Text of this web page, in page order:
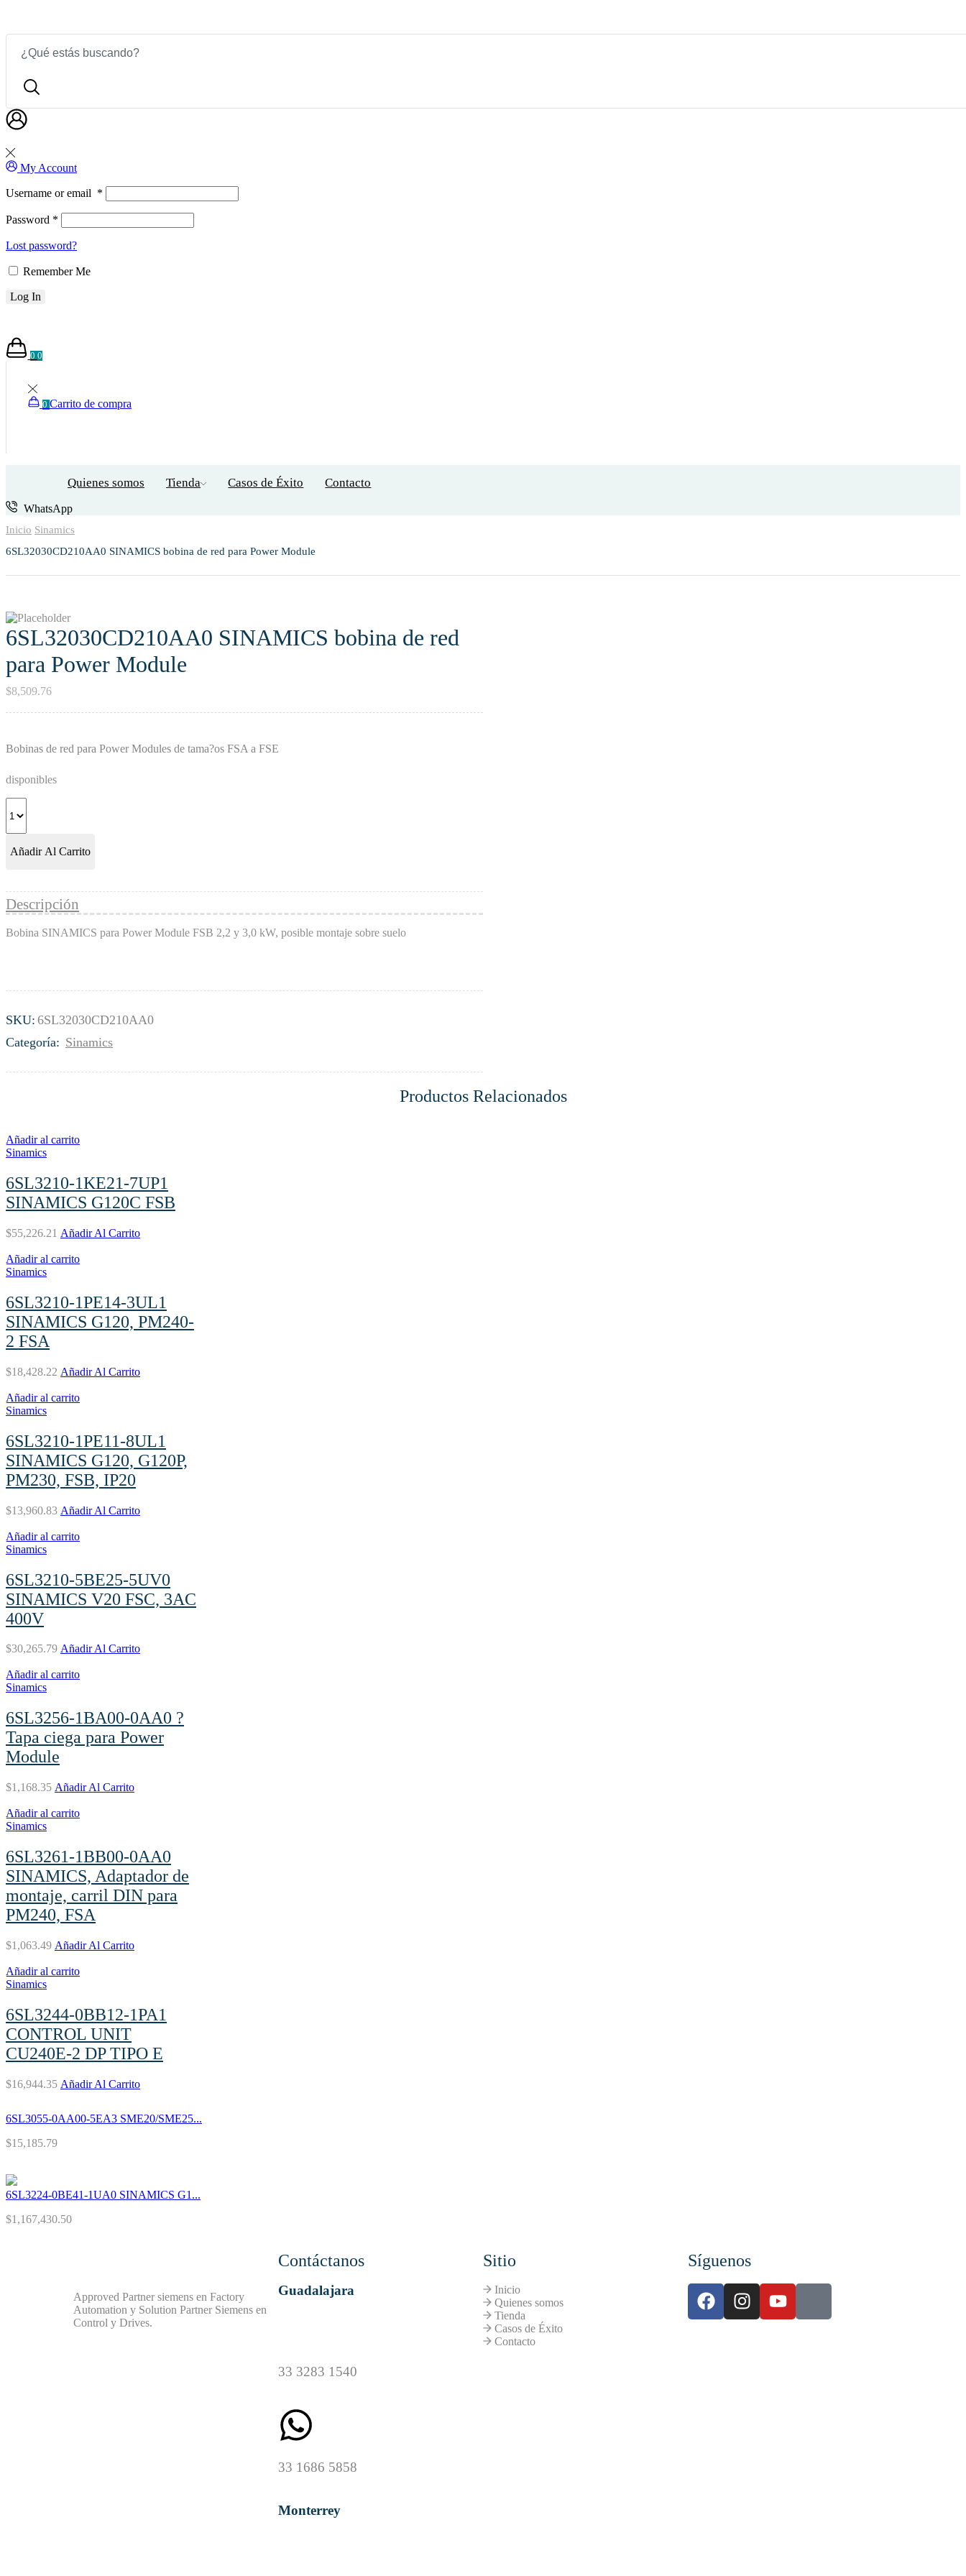
My Account
Username or email *
Password *
Lost password?
Remember Me
Log In
00
0 Carrito de compra
Quienes somos Tienda Casos de Éxito Contacto
WhatsApp
Inicio Sinamics
6SL32030CD210AA0 SINAMICS bobina de red para Power Module
6SL32030CD210AA0 SINAMICS bobina de red
para Power Module
$8,509.76
Bobinas de red para Power Modules de tama?os FSA a FSE
disponibles
Añadir Al Carrito
Descripción
Bobina SINAMICS para Power Module FSB 2,2 y 3,0 kW, posible montaje sobre suelo
SKU: 6SL32030CD210AA0
Categoría: Sinamics
Productos Relacionados
Añadir al carrito
Sinamics
6SL3210-1KE21-7UP1
SINAMICS G120C FSB
$55,226.21 Añadir Al Carrito
Añadir al carrito
Sinamics
6SL3210-1PE14-3UL1
SINAMICS G120, PM240-
2 FSA
$18,428.22 Añadir Al Carrito
Añadir al carrito
Sinamics
6SL3210-1PE11-8UL1
SINAMICS G120, G120P,
PM230, FSB, IP20
$13,960.83 Añadir Al Carrito
Añadir al carrito
Sinamics
6SL3210-5BE25-5UV0
SINAMICS V20 FSC, 3AC
400V
$30,265.79 Añadir Al Carrito
Añadir al carrito
Sinamics
6SL3256-1BA00-0AA0 ?
Tapa ciega para Power
Module
$1,168.35 Añadir Al Carrito
Añadir al carrito
Sinamics
6SL3261-1BB00-0AA0
SINAMICS, Adaptador de
montaje, carril DIN para
PM240, FSA
$1,063.49 Añadir Al Carrito
Añadir al carrito
Sinamics
6SL3244-0BB12-1PA1
CONTROL UNIT
CU240E-2 DP TIPO E
$16,944.35 Añadir Al Carrito
6SL3055-0AA00-5EA3 SME20/SME25...
$15,185.79
6SL3224-0BE41-1UA0 SINAMICS G1...
$1,167,430.50
Approved Partner siemens en Factory
Automation y Solution Partner Siemens en
Control y Drives.
Contáctanos
Guadalajara
33 3283 1540
33 1686 5858
Monterrey
Sitio
Inicio
Quienes somos
Tienda
Casos de Éxito
Contacto
Síguenos